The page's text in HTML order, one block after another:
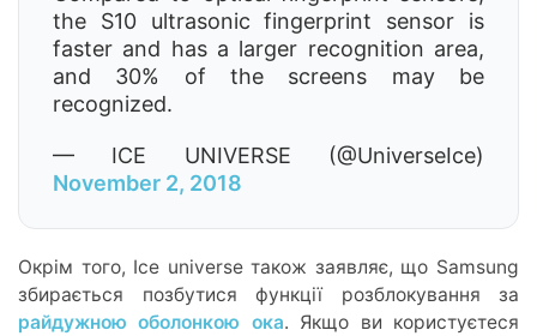
the S10 ultrasonic fingerprint sensor is
faster and has a larger recognition area,
and 30% of the screens may be
recognized.
— ICE UNIVERSE (@UniverseIce)
November 2, 2018
Окрім того, Ice universe також заявляє, що Samsung
збирається позбутися функції розблокування за
райдужною оболонкою ока. Якщо ви користуєтеся